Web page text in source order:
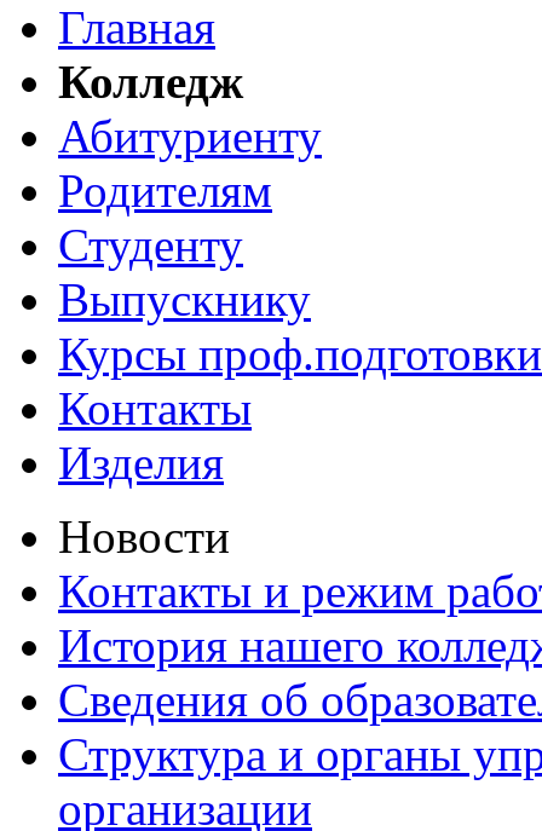
Главная
Колледж
Абитуриенту
Родителям
Студенту
Выпускнику
Курсы проф.подготовки
Контакты
Изделия
Новости
Контакты и режим
История нашего
Сведения об
Структура и органы
организации